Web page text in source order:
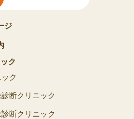
ジ
ク
ク
断クリニック
断クリニック